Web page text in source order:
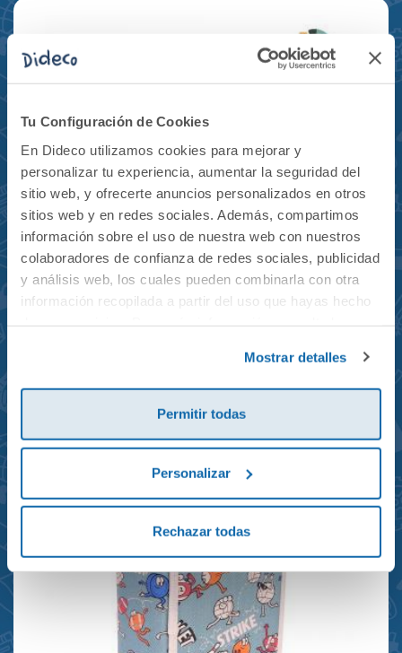
Tu Configuración de Cookies
En Dideco utilizamos cookies para mejorar y
personalizar tu experiencia, aumentar la seguridad del
sitio web, y ofrecerte anuncios personalizados en otros
sitios web y en redes sociales. Además, compartimos
información sobre el uso de nuestra web con nuestros
colaboradores de confianza de redes sociales, publicidad
y análisis web, los cuales pueden combinarla con otra
información recopilada a partir del uso que hayas hecho
Mostrar detalles
Permitir todas
Personalizar
Rechazar todas
reciclada 21x10x28cm
23,95€